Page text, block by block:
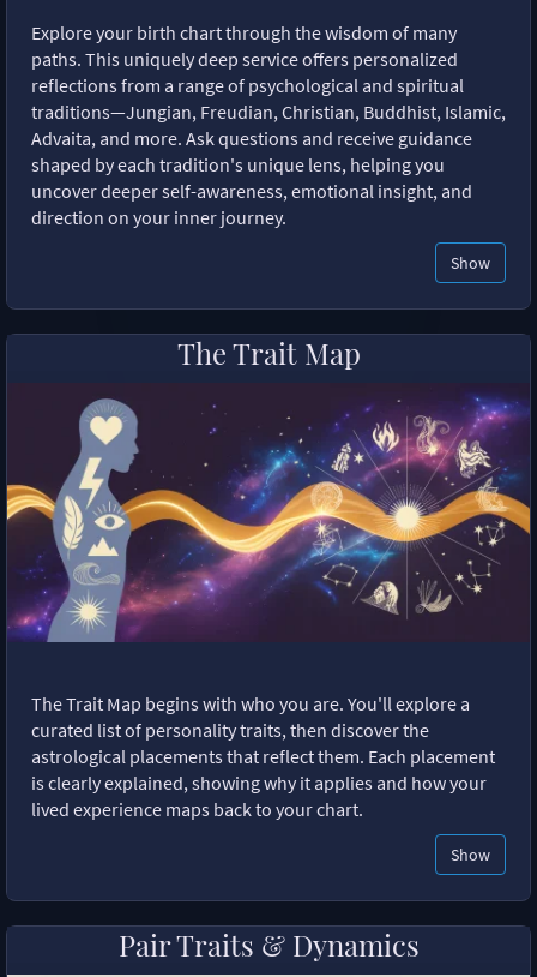
Explore your birth chart through the wisdom of many
paths. This uniquely deep service offers personalized
reflections from a range of psychological and spiritual
traditions—Jungian, Freudian, Christian, Buddhist, Islamic,
Advaita, and more. Ask questions and receive guidance
shaped by each tradition's unique lens, helping you
uncover deeper self-awareness, emotional insight, and
direction on your inner journey.
Show
The Trait Map
The Trait Map begins with who you are. You'll explore a
curated list of personality traits, then discover the
astrological placements that reflect them. Each placement
is clearly explained, showing why it applies and how your
lived experience maps back to your chart.
Show
Pair Traits & Dynamics